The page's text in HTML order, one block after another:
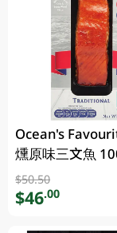
Ocean's Favourites
燻原味三文魚
$50.50
$46.00